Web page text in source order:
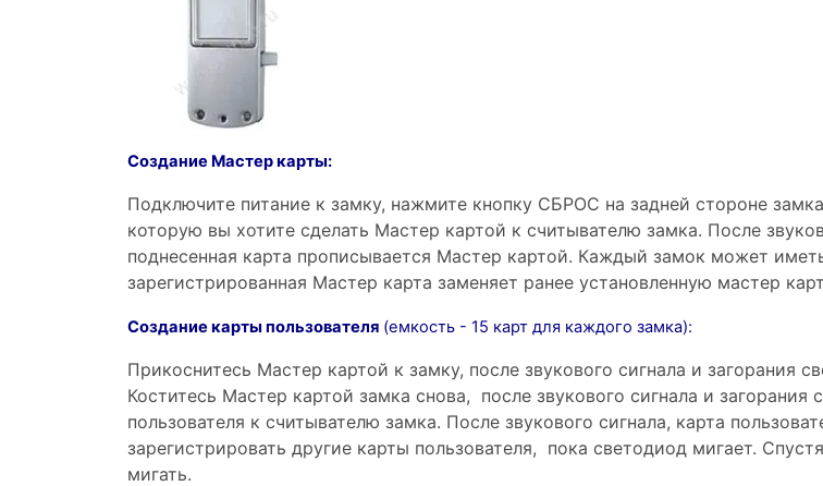
Создание Мастер карты:
Подключите питание к замку, нажмите кнопку СБРОС на задней стороне
которую вы хотите сделать Мастер картой к считывателю замка. После
поднесенная карта прописывается Мастер картой. Каждый замок может
зарегистрированная Мастер карта заменяет ранее установленную мастер
Создание карты пользователя (емкость - 15 карт для каждого замка):
Прикоснитесь Мастер картой к замку, после звукового сигнала и загорания
Коститесь Мастер картой замка снова, после звукового сигнала и
пользователя к считывателю замка. После звукового сигнала, карта
зарегистрировать другие карты пользователя, пока светодиод мигает.
мигать.